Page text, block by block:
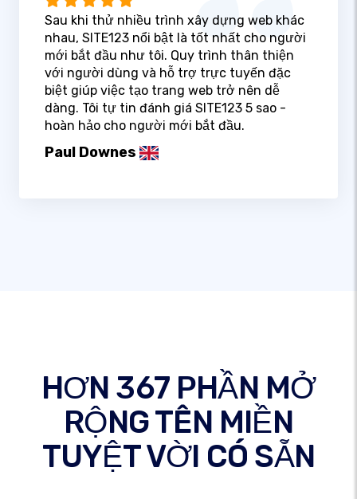
Sau khi thử nhiều trình xây dựng web khác
nhau, SITE123 nổi bật là tốt nhất cho người
mới bắt đầu như tôi. Quy trình thân thiện
với người dùng và hỗ trợ trực tuyến đặc
biệt giúp việc tạo trang web trở nên dễ
dàng. Tôi tự tin đánh giá SITE123 5 sao -
hoàn hảo cho người mới bắt đầu.
Paul Downes
HƠN 367 PHẦN MỞ
RỘNG TÊN MIỀN
TUYỆT VỜI CÓ SẴN